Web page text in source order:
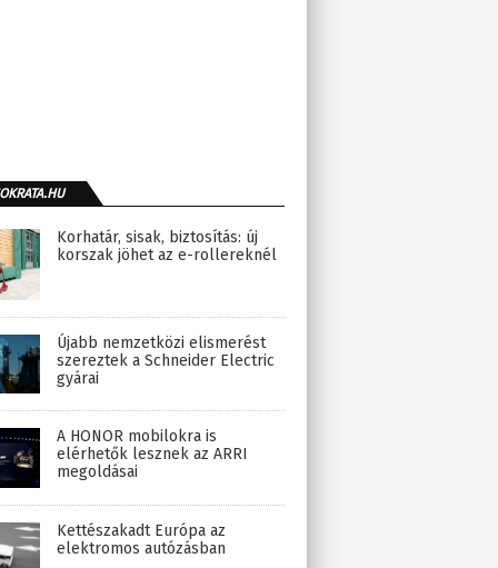
Korhatár, sisak, biztosítás: új
korszak jöhet az e-rollereknél
Újabb nemzetközi elismerést
szereztek a Schneider Electric
gyárai
A HONOR mobilokra is
elérhetők lesznek az ARRI
megoldásai
Kettészakadt Európa az
elektromos autózásban